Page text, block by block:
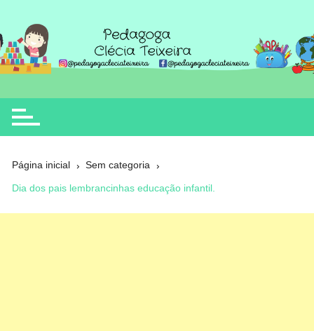
o
conteúdo
Clécia Teixeira
educação
Página inicial Sem categoria
Dia dos pais lembrancinhas educação infantil.